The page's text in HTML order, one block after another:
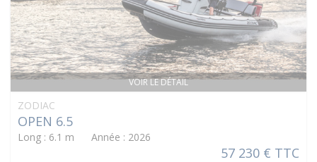
VOIR LE DÉTAIL
ZODIAC
OPEN 6.5
Long : 6.1 m Année : 2026
57 230 € TTC